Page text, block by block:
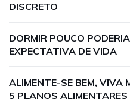
DISCRETO
DORMIR POUCO
EXPECTATIVA DE VIDA
ALIMENTE-SE BEM, VIVA
5 PLANOS